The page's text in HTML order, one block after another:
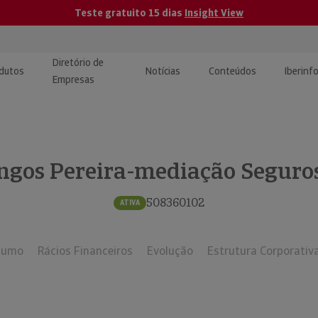
Teste gratuito 15 dias Insight View
e Monitorização de
Diretório de
Empresas
Notícias Conteúdos
| Estudos e
Pereira-mediação
ATIVA 508360102
Rácios Financeiros Evolução Estrutura Corporativa